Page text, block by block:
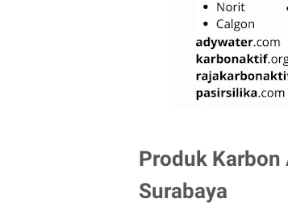
Produk Karbon
Surabaya